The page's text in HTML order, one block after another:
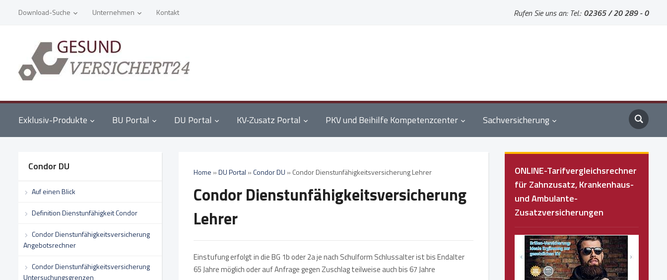
Download-Suche Unternehmen Kontakt Rufen Sie uns an: Tel.: 02365 / 20 289 - 0
Exklusiv-Produkte BU Portal DU Portal KV-Zusatz Portal PKV und Beihilfe Kompetenzcenter Sachversicherung
Condor DU
Auf einen Blick
Definition Dienstunfähigkeit Condor
Condor Dienstunfähigkeitsversicherung
Angebotsrechner
Condor Dienstunfähigkeitsversicherung
Untersuchungsgrenzen
Home »DU Portal »Condor DU » Condor Dienstunfähigkeitsversicherung Lehrer
Condor Dienstunfähigkeitsversicherung
Lehrer
Einstufung erfolgt in die BG 1b oder 2a je nach Schulform Schlussalter ist bis Endalter
65 Jahre möglich oder auf Anfrage gegen Zuschlag teilweise auch bis 67 Jahre
ONLINE-Tarifvergleichsrechner
für Zahnzusatz, Krankenhaus-
und Ambulante-
Zusatzversicherungen